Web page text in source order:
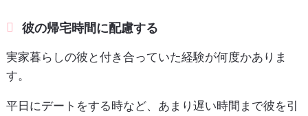
彼の帰宅時間に配慮する
実家暮らしの彼と付き合っていた経験が何度かありま
す。
平日にデートをする時など、あまり遅い時間まで彼を引